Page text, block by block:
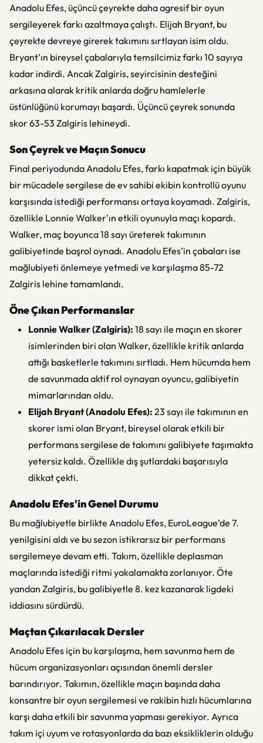
Anadolu Efes, üçüncü çeyrekte daha agresif bir oyun
sergileyerek farkı azaltmaya çalıştı. Elijah Bryant, bu
çeyrekte devreye girerek takımını sırtlayan isim oldu.
Bryant’ın bireysel çabalarıyla temsilcimiz farkı 10 sayıya
kadar indirdi. Ancak Zalgiris, seyircisinin desteğini
arkasına alarak kritik anlarda doğru hamlelerle
üstünlüğünü korumayı başardı. Üçüncü çeyrek sonunda
skor 63-53 Zalgiris lehineydi.
Son Çeyrek ve Maçın Sonucu
Final periyodunda Anadolu Efes, farkı kapatmak için büyük
bir mücadele sergilese de ev sahibi ekibin kontrollü oyunu
karşısında istediği performansı ortaya koyamadı. Zalgiris,
özellikle Lonnie Walker'ın etkili oyunuyla maçı kopardı.
Walker, maç boyunca 18 sayı üreterek takımının
galibiyetinde başrol oynadı. Anadolu Efes’in çabaları ise
mağlubiyeti önlemeye yetmedi ve karşılaşma 85-72
Zalgiris lehine tamamlandı.
Öne Çıkan Performanslar
Lonnie Walker (Zalgiris): 18 sayı ile maçın en skorer
isimlerinden biri olan Walker, özellikle kritik anlarda
attığı basketlerle takımını sırtladı. Hem hücumda hem
de savunmada aktif rol oynayan oyuncu, galibiyetin
mimarlarından oldu.
Elijah Bryant (Anadolu Efes): 23 sayı ile takımının en
skorer ismi olan Bryant, bireysel olarak etkili bir
performans sergilese de takımını galibiyete taşımakta
yetersiz kaldı. Özellikle dış şutlardaki başarısıyla
dikkat çekti.
Anadolu Efes'in Genel Durumu
Bu mağlubiyetle birlikte Anadolu Efes, EuroLeague’de 7.
yenilgisini aldı ve bu sezon istikrarsız bir performans
sergilemeye devam etti. Takım, özellikle deplasman
maçlarında istediği ritmi yakalamakta zorlanıyor. Öte
yandan Zalgiris, bu galibiyetle 8. kez kazanarak ligdeki
iddiasını sürdürdü.
Maçtan Çıkarılacak Dersler
Anadolu Efes için bu karşılaşma, hem savunma hem de
hücum organizasyonları açısından önemli dersler
barındırıyor. Takımın, özellikle maçın başında daha
konsantre bir oyun sergilemesi ve rakibin hızlı hücumlarına
karşı daha etkili bir savunma yapması gerekiyor. Ayrıca
takım içi uyum ve rotasyonlarda da bazı eksikliklerin olduğu